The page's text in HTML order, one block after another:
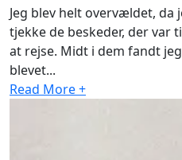
Jeg blev helt overvældet,
tjekke de beskeder, der var
at rejse. Midt i dem fandt
blevet...
Read More +